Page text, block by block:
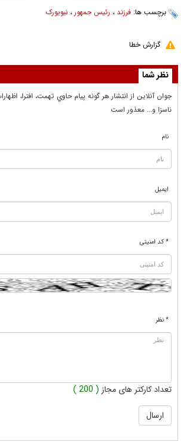
برچسب ها: فرزند ، رئیس جمهور ، نیویورک
گزارش خطا
نظر شما
جوان آنلاين از انتشار هر گونه پيام حاوي تهمت، افترا،
ناسزا و... معذور است
نام
ایمیل
* کد امنیتی
* نظر
تعداد کارکتر های مجاز ( 200 )